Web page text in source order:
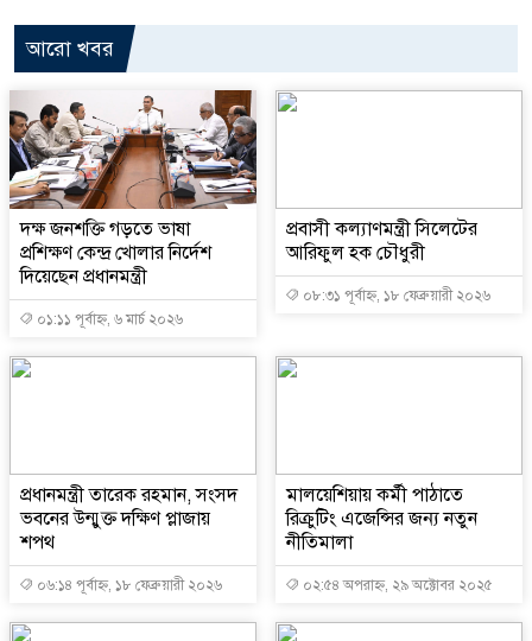
আরো খবর
দক্ষ জনশক্তি গড়তে ভাষা
প্রশিক্ষণ কেন্দ্র খোলার নির্দেশ
দিয়েছেন প্রধানমন্ত্রী
০১:১১ পূর্বাহ্ন, ৬ মার্চ ২০২৬
প্রবাসী কল্যাণমন্ত্রী সিলেটের
আরিফুল হক চৌধুরী
০৮:৩১ পূর্বাহ্ন, ১৮ ফেব্রুয়ারী ২০২৬
প্রধানমন্ত্রী তারেক রহমান, সংসদ
ভবনের উন্মুক্ত দক্ষিণ প্লাজায়
শপথ
০৬:১৪ পূর্বাহ্ন, ১৮ ফেব্রুয়ারী ২০২৬
মালয়েশিয়ায় কর্মী পাঠাতে
রিক্রুটিং এজেন্সির জন্য নতুন
নীতিমালা
০২:৫৪ অপরাহ্ন, ২৯ অক্টোবর ২০২৫